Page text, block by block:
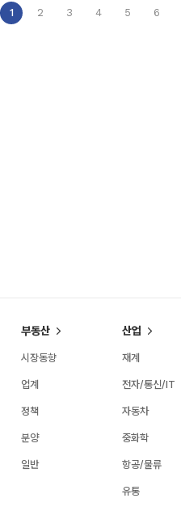
1 2 3 4 5 6
부동산
시장동향
업계
정책
분양
일반
산업
재계
전자/통신/IT
자동차
중화학
항공/물류
유통